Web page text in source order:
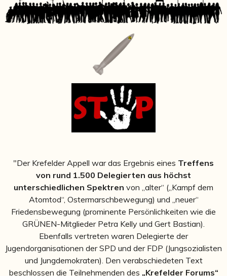
"Der Krefelder Appell war das Ergebnis eines Treffens
von rund 1.500 Delegierten aus höchst
unterschiedlichen Spektren von „alter“ („Kampf dem
Atomtod“, Ostermarschbewegung) und „neuer“
Friedensbewegung (prominente Persönlichkeiten wie die
GRÜNEN-Mitglieder Petra Kelly und Gert Bastian).
Ebenfalls vertreten waren Delegierte der
Jugendorganisationen der SPD und der FDP (Jungsozialisten
und Jungdemokraten). Den verabschiedeten Text
beschlossen die Teilnehmenden des „Krefelder Forums“